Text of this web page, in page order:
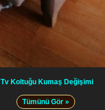
Tv Koltuğu Kumaş Değişimi
Tümünü Gör »